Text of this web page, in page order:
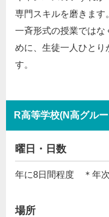
専門スキルを磨きます。
一斉形式の授業ではな
めに、生徒一人ひとり
す。
R高等学校(N高グル
曜日・日数
年に8日間程度 ＊年
場所